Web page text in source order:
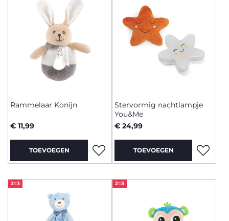
Rammelaar Konijn
€ 11,99
TOEVOEGEN
Stervormig nachtlampje
You&Me
€ 24,99
TOEVOEGEN
2=3 2=3